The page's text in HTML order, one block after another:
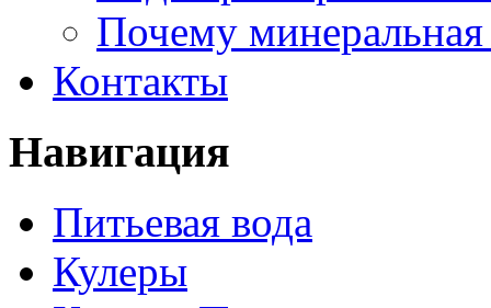
Почему
Контакты
Навигация
Питьевая вода
Кулеры